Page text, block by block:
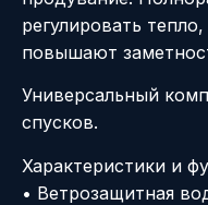
регулировать
повышают
Универсальный
спусков.
Характеристики и
• Ветрозащитная